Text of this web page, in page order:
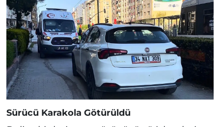
Sürücü Karakola Götürüldü